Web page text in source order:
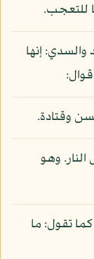
للتعجب.
والسدي: إنها
وقتادة.
وهو
كما تقول: ما